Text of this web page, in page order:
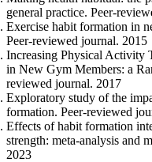
general practice. Peer-
Exercise habit formation in
Peer-reviewed journal. 2015
Increasing Physical Activity
in New Gym Members: a
reviewed journal. 2017
Exploratory study of the
formation. Peer-reviewed
Effects of habit formation
strength: meta-analysis and
2023